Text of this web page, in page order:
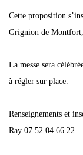
Cette proposition
Grignion de Montfort,
La messe sera
à régler sur place.
Renseignements et
Ray 07 52 04 66 22